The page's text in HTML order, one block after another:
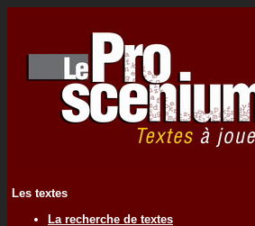
Les textes
La recherche de textes